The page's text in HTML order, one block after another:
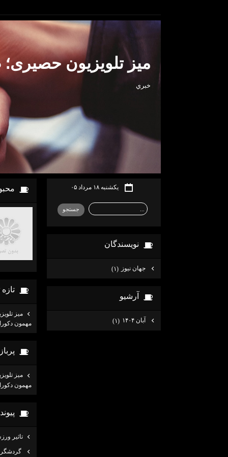
میز تلویزیون
خبري
یکشنبه ۱۸ مرداد ۰۵
نويسندگان
جهان نيوز (۱)
آرشيو
آبان ۱۴۰۴ (۱)
میز
مهمون
میز
مهمون
تاثير